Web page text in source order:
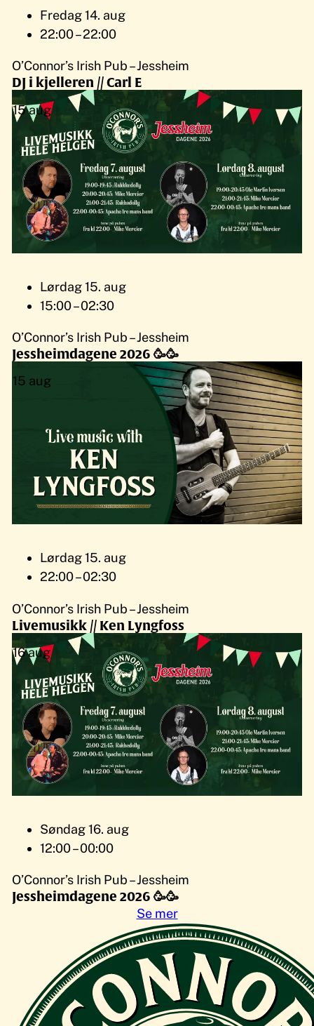
Fredag 14. aug
22:00 – 22:00
O’Connor’s Irish Pub – Jessheim
DJ i kjelleren // Carl E
15aug
Lørdag 15. aug
15:00 – 02:30
O’Connor’s Irish Pub – Jessheim
Jessheimdagene 2026 🥳🥳
15 aug
Lørdag 15. aug
22:00 – 02:30
O’Connor’s Irish Pub – Jessheim
Livemusikk // Ken Lyngfoss
16aug
Søndag 16. aug
12:00 – 00:00
O’Connor’s Irish Pub – Jessheim
Jessheimdagene 2026 🥳🥳
Se mer